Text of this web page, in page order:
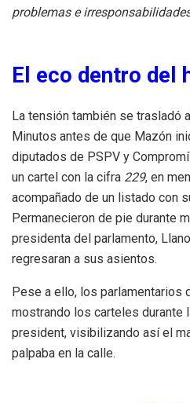
problemas e
El eco dentro del
La tensión también se trasladó
Minutos antes de que Mazón
diputados de PSPV y
un cartel con la cifra 229, en
acompañado de un listado con
Permanecieron de pie durante
presidenta del parlamento,
regresaran a sus asientos.
Pese a ello, los parlamentarios
mostrando los carteles durante
president, visibilizando así el
palpaba en la calle.